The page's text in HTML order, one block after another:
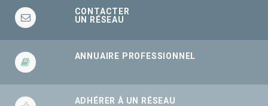
CONTACTER
UN RÉSEAU
ANNUAIRE PROFESSIONNEL
ADHÉRER À UN RÉSEAU